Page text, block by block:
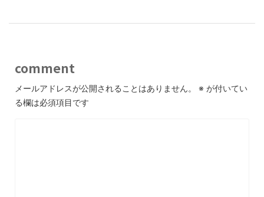
k
comment
メールアドレスが公開されることはありません。 ※ が付いてい
る欄は必須項目です